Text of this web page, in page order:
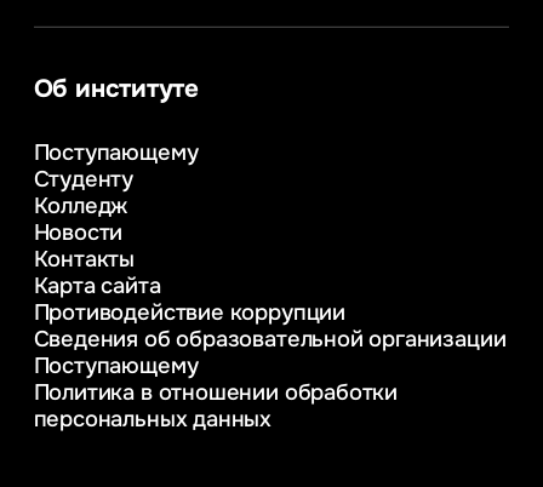
Информатика
аналитика
Управление в сфере коммерческой
Психолого-педагогическое
консультирование и медиация
в образовании
Веб-дизайн
Управление инновационным развитием
предприятия
Уголовное право
Информационные технологии в бизнесе
Информационное и программное
обеспечение бизнес процессов
Управление человеческими ресурсами
Об институте
Поступающему
Студенту
Колледж
Новости
Контакты
Карта сайта
Противодействие коррупции
Сведения об образовательной организации
Поступающему
Политика в отношении обработки
персональных данных